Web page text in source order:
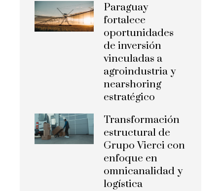
Paraguay
fortalece
oportunidades
de inversión
vinculadas a
agroindustria y
nearshoring
estratégico
Transformación
estructural de
Grupo Vierci con
enfoque en
omnicanalidad y
logística